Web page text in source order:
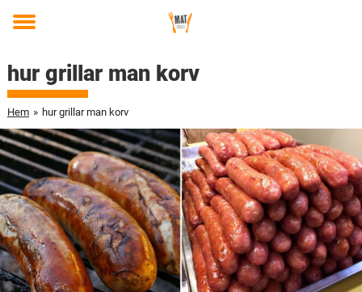
Toggle
hur grillar man korv
Hem » hur grillar man korv